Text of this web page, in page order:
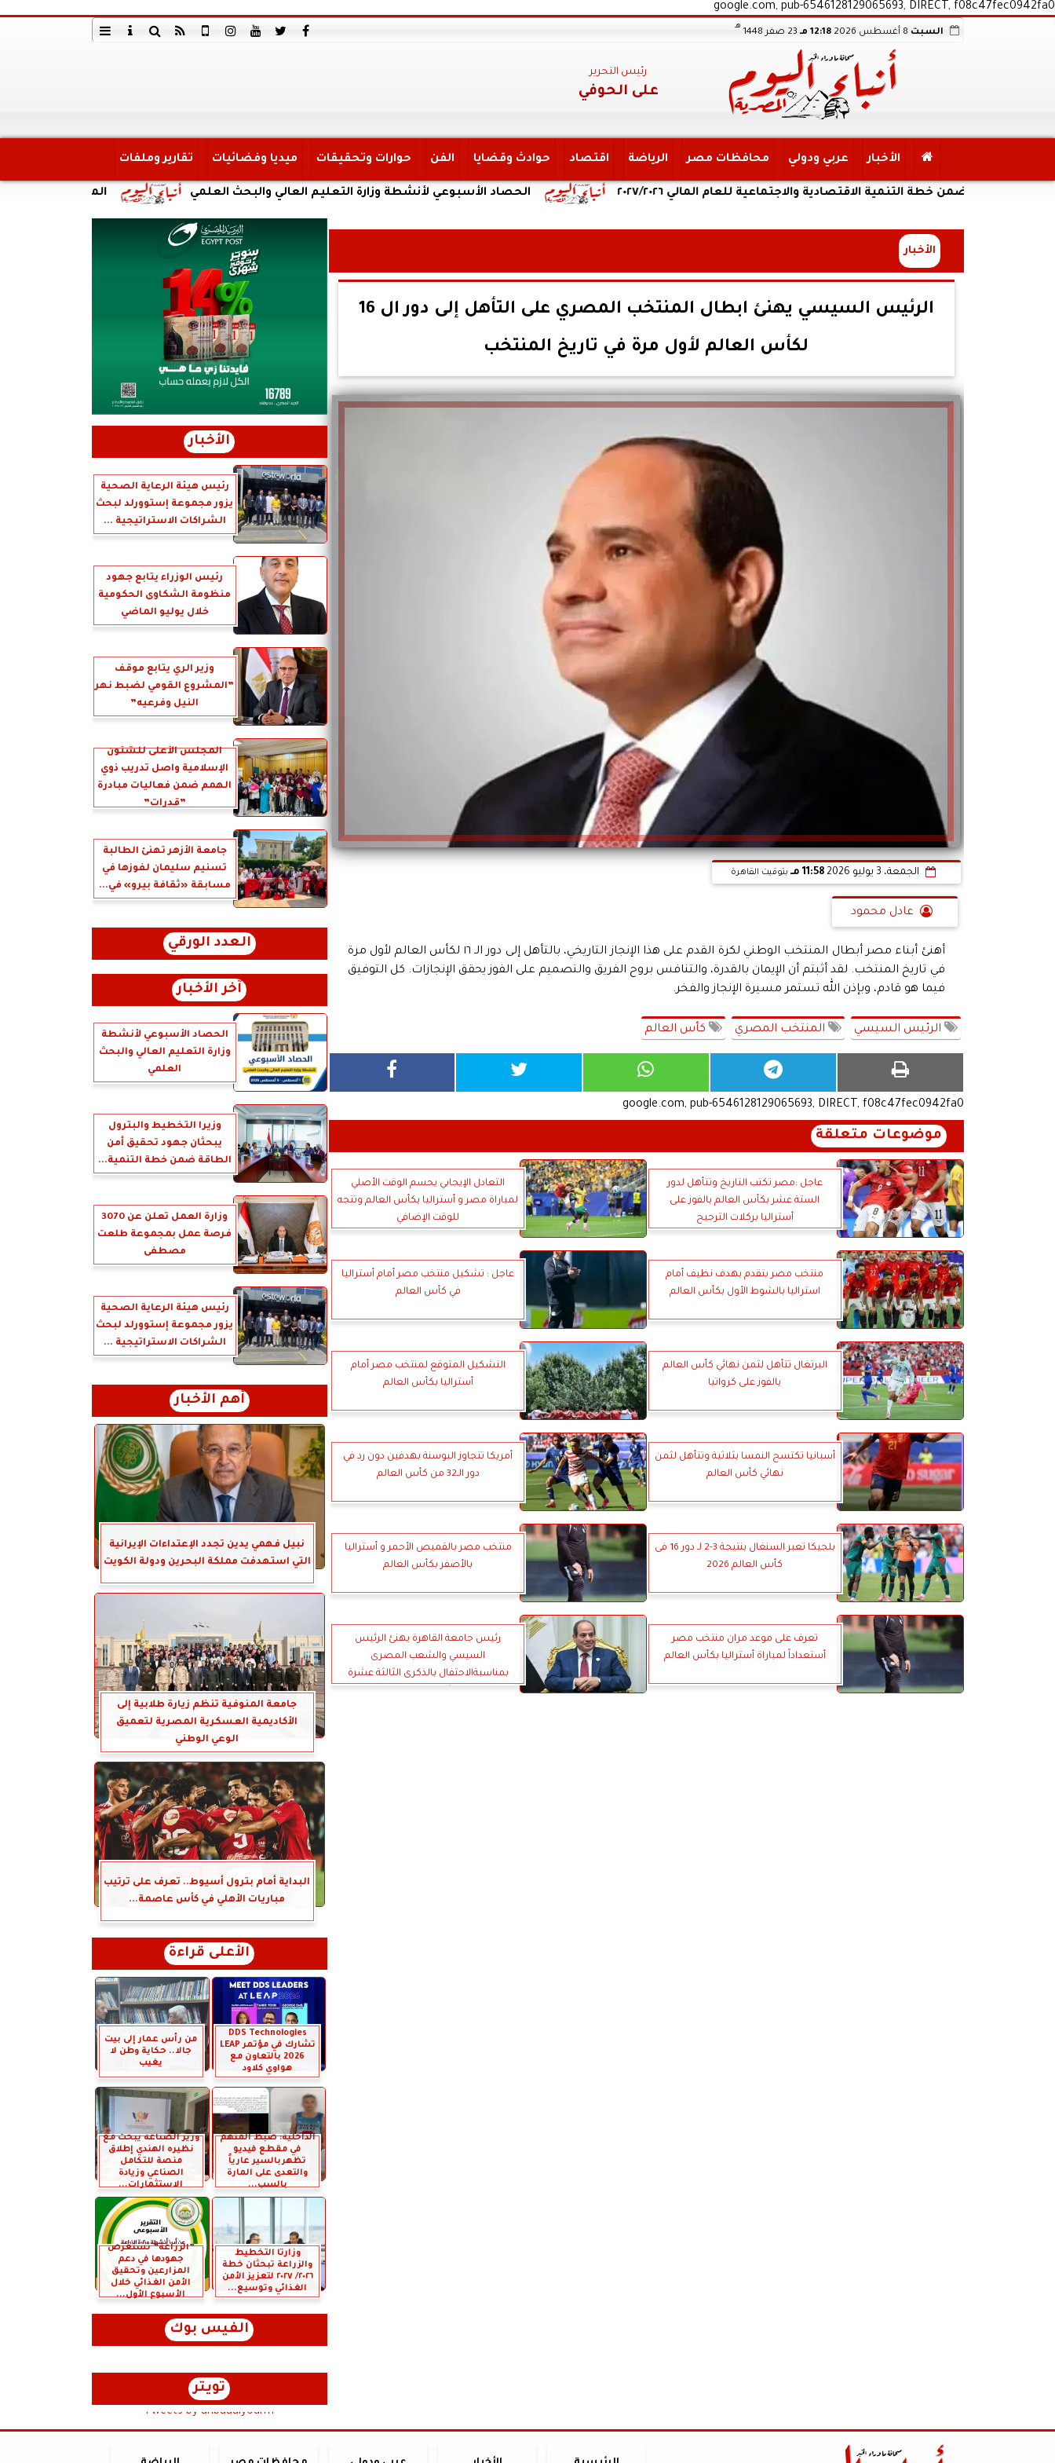
google.com, pub-6546128129065693, DIRECT, f08c47fec0942fa0
السبت 12:18 مـ 23 صفر 1448
هـ
رئيس التحرير
على الحوفي
الأخبار عربي ودولي محافظات مصر الرياضة اقتصاد حوادث وقضايا الفن حوارات وتحقيقات ميديا وفضائيات تقارير وملفات
المجلس الأعلى للشئون الحصاد الأسبوعي لأنشطة وزارة التعليم العالي والبحث العلمي ضمن خطة التنمية الاقتصادية والاجتماعية للعام المالي ٢٠٢٧/٢٠٢٦
الأخبار
الرئيس السيسي يهنئ ابطال المنتخب المصري على التأهل إلى دور ال 16
لكأس العالم لأول مرة في تاريخ المنتخب
الجمعة، 3 يوليو 2026 11:58 مـ بتوقيت القاهرة
عادل محمود
أهنئ أبناء مصر أبطال المنتخب الوطني لكرة القدم على هذا الإنجاز التاريخي، بالتأهل إلى دور الـ ١٦ لكأس العالم لأول مرة
في تاريخ المنتخب. لقد أثبتم أن الإيمان بالقدرة، والتنافس بروح الفريق والتصميم على الفوز يحقق الإنجازات. كل التوفيق
فيما هو قادم، وبإذن الله تستمر مسيرة الإنجاز والفخر.
الرئيس السيسي المنتخب المصري كأس العالم
google.com, pub-6546128129065693, DIRECT, f08c47fec0942fa0
موضوعات متعلقة
عاجل :مصر تكتب التاريخ وتتأهل لدور
الستة عشر بكأس العالم بالفوز على
أستراليا بركلات الترجيح
التعادل الإيجابي يحسم الوقت الأصلي
لمباراة مصر و أستراليا بكأس العالم وتتجه
للوقت الإضافي
منتخب مصر يتقدم بهدف نظيف أمام
استراليا بالشوط الأول بكأس العالم
عاجل : تشكيل منتخب مصر أمام أستراليا
في كأس العالم
البرتغال تتأهل لثمن نهائي كأس العالم
بالفوز على كرواتيا
التشكيل المتوقع لمنتخب مصر أمام
أستراليا بكأس العالم
أسبانيا تكتسح النمسا بثلاثية وتتأهل لثمن
نهائي كأس العالم
أمريكا تتجاوز البوسنة بهدفين دون رد في
دور الـ32 من كأس العالم
بلجيكا تعبر السنغال بنتيجة 3-2 لـ دور 16 فى
كأس العالم 2026
منتخب مصر بالقميص الأحمر و أستراليا
بالأصفر بكأس العالم
تعرف على موعد مران منتخب مصر
أستعداداً لمباراة أستراليا بكأس العالم
رئيس جامعة القاهرة يهنئ الرئيس
السيسي والشعب المصرى
بمناسبةالاحتفال بالذكرى الثالثة عشرة
الأخبار
رئيس هيئة الرعاية الصحية
يزور مجموعة إستوورلد لبحث
الشراكات الاستراتيجية ...
رئيس الوزراء يتابع جهود
منظومة الشكاوى الحكومية
خلال يوليو الماضي
وزير الري يتابع موقف
”المشروع القومي لضبط نهر
النيل وفرعيه”
المجلس الأعلى للشئون
الإسلامية واصل تدريب ذوي
الهمم ضمن فعاليات مبادرة
”قدرات”
جامعة الأزهر تهنئ الطالبة
تسنيم سليمان لفوزها في
مسابقة «ثقافة بيرو» في...
العدد الورقي
آخر الأخبار
الحصاد الأسبوعي لأنشطة
وزارة التعليم العالي والبحث
العلمي
وزيرا التخطيط والبترول
يبحثان جهود تحقيق أمن
الطاقة ضمن خطة التنمية...
وزارة العمل تعلن عن 3070
فرصة عمل بمجموعة طلعت
مصطفى
رئيس هيئة الرعاية الصحية
يزور مجموعة إستوورلد لبحث
الشراكات الاستراتيجية ...
أهم الأخبار
نبيل فهمي يدين تجدد الإعتداءات الإيرانية
التي استهدفت مملكة البحرين ودولة الكويت
جامعة المنوفية تنظم زيارة طلابية إلى
الأكاديمية العسكرية المصرية لتعميق
الوعي الوطني
البداية أمام بترول أسيوط.. تعرف على ترتيب
مباريات الأهلي في كأس عاصمة...
الأعلى قراءة
DDS Technologies
تشارك في مؤتمر LEAP
2026 بالتعاون مع
هواوي كلاود
من رأس عمار إلى بيت
جالا.. حكاية وطن لا
يغيب
الداخلية: ضبط المتهم
في مقطع فيديو
تظهربالسير عارياً
والتعدى على المارة
بالسب...
وزير الصناعة يبحث مع
نظيره الهندي إطلاق
منصة للتكامل
الصناعي وزيادة
الاستثمارات...
وزارتا التخطيط
والزراعة تبحثان خطة
٢٠٢٦/ ٢٠٢٧ لتعزيز الأمن
الغذائي وتوسيع...
”الزراعة” تستعرض
جهودها في دعم
المزارعين وتحقيق
الأمن الغذائي خلال
الأسبوع الأول...
الفيس بوك
تويتر
Tweets by anbaaalyoum1